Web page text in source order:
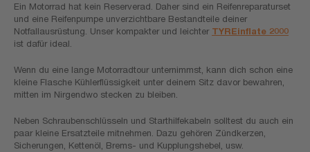
Ein Motorrad hat kein Reserverad. Daher sind ein Reifenreparaturset
und eine Reifenpumpe unverzichtbare Bestandteile deiner
Notfallausrüstung. Unser kompakter und leichter TYREinflate 2000
ist dafür ideal.
Wenn du eine lange Motorradtour unternimmst, kann dich schon eine
kleine Flasche Kühlerflüssigkeit unter deinem Sitz davor bewahren,
mitten im Nirgendwo stecken zu bleiben.
Neben Schraubenschlüsseln und Starthilfekabeln solltest du auch ein
paar kleine Ersatzteile mitnehmen. Dazu gehören Zündkerzen,
Sicherungen, Kettenöl, Brems- und Kupplungshebel, usw.